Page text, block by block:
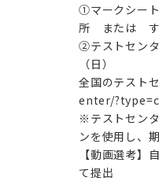
➀マークシー
所 または
➁テストセン
（日）
全国のテス
enter/
※テストセン
ンを使用し、
【動画選考】
て提出